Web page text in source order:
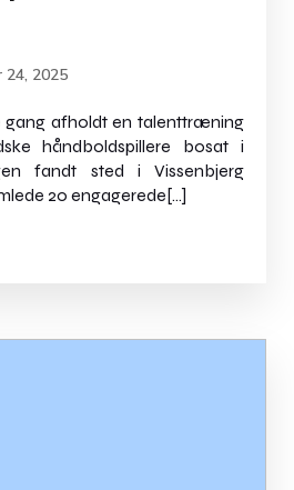
24, 2025
gang afholdt en talenttræning
håndboldspillere bosat i
fandt sted i Vissenbjerg
20 engagerede[…]